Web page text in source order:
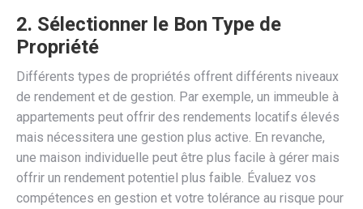
2. Sélectionner le Bon Type de
Propriété
Différents types de propriétés offrent différents niveaux
de rendement et de gestion. Par exemple, un immeuble à
appartements peut offrir des rendements locatifs élevés
mais nécessitera une gestion plus active. En revanche,
une maison individuelle peut être plus facile à gérer mais
offrir un rendement potentiel plus faible. Évaluez vos
compétences en gestion et votre tolérance au risque pour